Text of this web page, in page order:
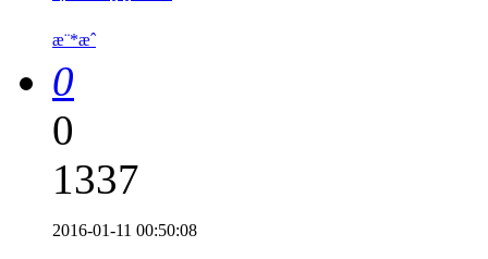
æ¨*æˆ
0
0
1337
2016-01-11 00:50:08